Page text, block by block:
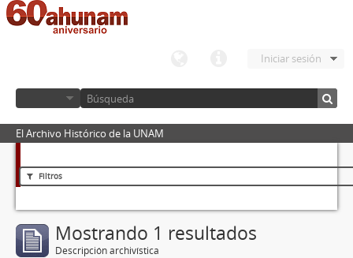
Iniciar sesión
El Archivo Histórico de la UNAM
Filtros
Mostrando 1 resultados
Descripción archivística